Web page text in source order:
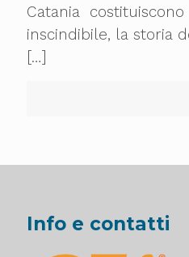
Catania
inscindibile, la storia
[…]
Info e contatti